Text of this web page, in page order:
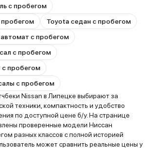
с пробегом
пробегом
Toyota седан с пробегом
с пробегом
с пробегом
с пробегом
с пробегом
Nissan в Липецке выбирают за
техники, компактность и удобство
по доступной цене б/у. На странице
проверенные модели Ниссан
разных классов с полной историей
может сравнить реальные цены у